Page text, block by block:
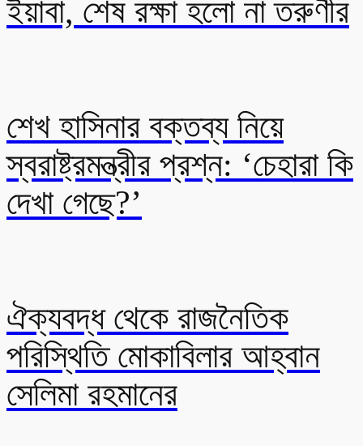
ইয়াবা, শেষ রক্ষা হলো না তরুণীর
শেখ হাসিনার বক্তব্য নিয়ে
স্বরাষ্ট্রমন্ত্রীর প্রশ্ন: ‘চেহারা কি
দেখা গেছে?’
ঐক্যবদ্ধ থেকে রাজনৈতিক
পরিস্থিতি মোকাবিলার আহ্বান
সেলিমা রহমানের